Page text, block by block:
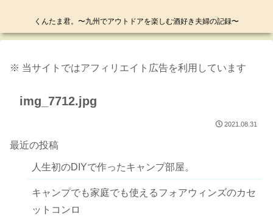
くんたま君。〜九州でアウトドアを楽しむ酒好き夫婦の記録〜
※ 当サイトではアフィリエイト広告を利用しています
img_7712.jpg
2021.08.31
最近の投稿
人生初のDIYで作ったキャンプ部屋。
キャンプでも家庭でも使えるフォアウィンズのカセ
ットコンロ